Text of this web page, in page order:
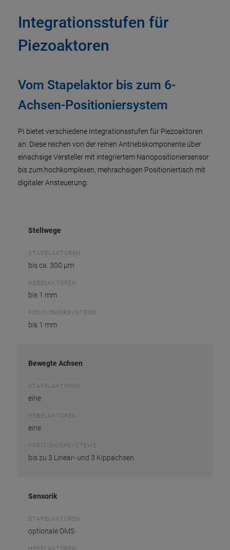
Integrationsstufen für
Piezoaktoren
Vom Stapelaktor bis zum 6-
Achsen-Positioniersystem
PI bietet verschiedene Integrationsstufen für Piezoaktoren
an. Diese reichen von der reinen Antriebskomponente über
einachsige Versteller mit integriertem Nanopositioniersensor
bis zum hochkomplexen, mehrachsigen Positioniertisch mit
digitaler Ansteuerung:
Stellwege
STAPELAKTOREN
bis ca. 300 µm
HEBELAKTOREN
bis 1 mm
POSITIONIERSYSTEME
bis 1 mm
Bewegte Achsen
STAPELAKTOREN
eine
HEBELAKTOREN
eine
POSITIONIERSYSTEME
bis zu 3 Linear- und 3 Kippachsen
Sensorik
STAPELAKTOREN
optionale DMS